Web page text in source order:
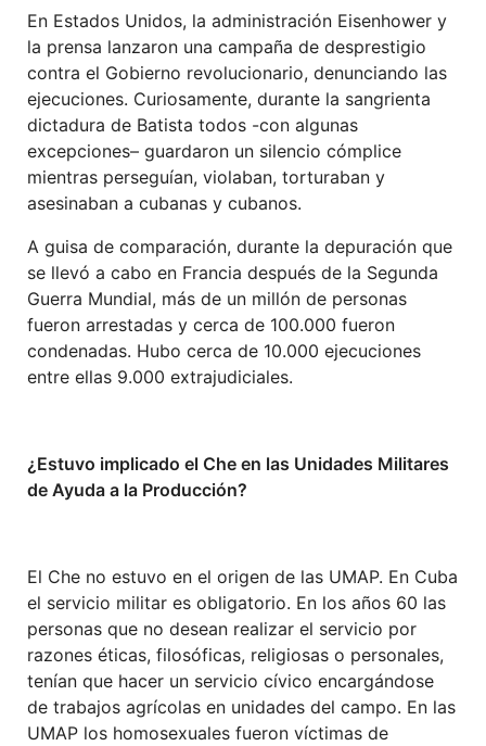
En Estados Unidos, la administración Eisenhower y
la prensa lanzaron una campaña de desprestigio
contra el Gobierno revolucionario, denunciando las
ejecuciones. Curiosamente, durante la sangrienta
dictadura de Batista todos -con algunas
excepciones– guardaron un silencio cómplice
mientras perseguían, violaban, torturaban y
asesinaban a cubanas y cubanos.
A guisa de comparación, durante la depuración que
se llevó a cabo en Francia después de la Segunda
Guerra Mundial, más de un millón de personas
fueron arrestadas y cerca de 100.000 fueron
condenadas. Hubo cerca de 10.000 ejecuciones
entre ellas 9.000 extrajudiciales.
¿Estuvo implicado el Che en las Unidades Militares
de Ayuda a la Producción?
El Che no estuvo en el origen de las UMAP. En Cuba
el servicio militar es obligatorio. En los años 60 las
personas que no desean realizar el servicio por
razones éticas, filosóficas, religiosas o personales,
tenían que hacer un servicio cívico encargándose
de trabajos agrícolas en unidades del campo. En las
UMAP los homosexuales fueron víctimas de